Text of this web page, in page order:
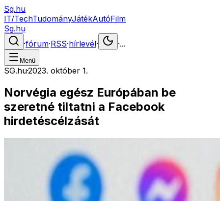
Sg.hu
IT/TechTudományJátékAutóFilm
Sg.hu
·fórum·RSS·hírlevél· ·...
Menü
SG.hu·2023. október 1.
Norvégia egész Európában be
szeretné tiltatni a Facebook
hirdetéscélzását